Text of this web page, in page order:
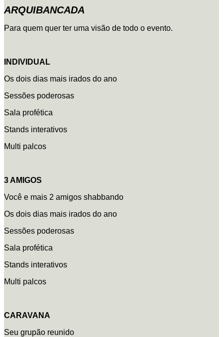
ARQUIBANCADA
Para quem quer ter uma visão de todo o evento.
INDIVIDUAL
Os dois dias mais irados do ano
Sessões poderosas
Sala profética
Stands interativos
Multi palcos
3 AMIGOS
Você e mais 2 amigos shabbando
Os dois dias mais irados do ano
Sessões poderosas
Sala profética
Stands interativos
Multi palcos
CARAVANA
Seu grupão reunido